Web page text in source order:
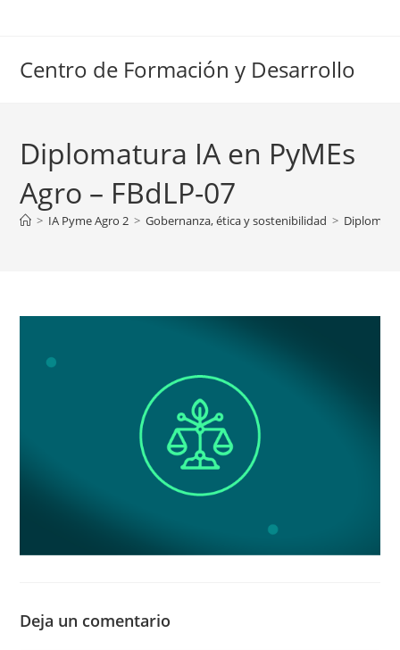
Centro de Formación y Desarrollo
Diplomatura IA en PyMEs
Agro – FBdLP-07
> IA Pyme Agro 2 > Gobernanza, ética y sostenibilidad >
Deja un comentario